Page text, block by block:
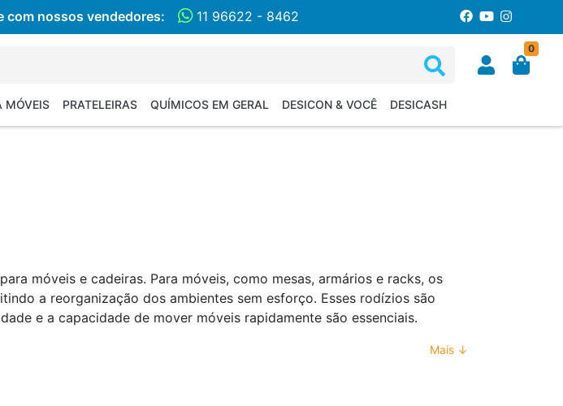
com nossos vendedores: 11 96622 - 8462
0
MÓVEIS PRATELEIRAS QUÍMICOS EM GERAL DESICON & VOCÊ DESICASH
móveis e cadeiras. Para móveis, como mesas, armários e racks, os
a reorganização dos ambientes sem esforço. Esses rodízios são
e a capacidade de mover móveis rapidamente são essenciais.
Mais ↓